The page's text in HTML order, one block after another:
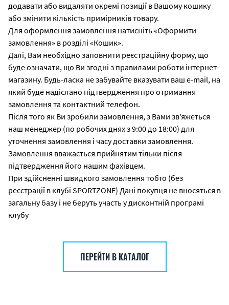
додавати або видаляти окремі позиції в Вашому кошику
або змінити кількість примірників товару.
Для оформлення замовлення натисніть «Оформити
замовлення» в розділі «Кошик».
Далі, Вам необхідно заповнити реєстраційну форму, що
буде означати, що Ви згодні з правилами роботи інтернет-
магазину. Будь-ласка не забувайте вказувати ваш е-mail, на
який буде надіслано підтвердження про отримання
замовлення та контактний телефон.
Після того як Ви зробили замовлення, з Вами зв'яжеться
наш менеджер (по робочих днях з 9:00 до 18:00) для
уточнення замовлення і часу доставки замовлення.
Замовлення вважається прийнятим тільки після
підтвердження його нашим фахівцем.
При здійсненні швидкого замовлення тобто (без
реєстрації в клубі SPORTZONE) Дані покупця не вносяться в
загальну базу і не беруть участь у дисконтній програмі
клубу
ПЕРЕЙТИ В КАТАЛОГ